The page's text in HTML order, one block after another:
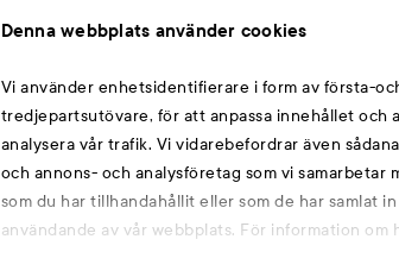
Denna webbplats använder cookies
Vi använder enhetsidentifierare i form av första-
tredjepartsutövare, för att anpassa innehållet och
analysera vår trafik. Vi vidarebefordrar även
och annons- och analysföretag som vi samarbetar
som du har tillhandahållit eller som de har samlat
användande av vår webbplats. För information
Cookie Consent
Partners
Du
Smink
Hårnålar